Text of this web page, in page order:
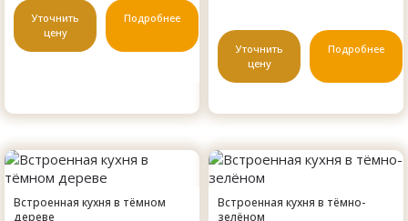
Уточнить
цену
Подробнее
Уточнить
цену
Подробнее
Встроенная кухня в тёмном
дереве
Встроенная кухня в тёмно-
зелёном